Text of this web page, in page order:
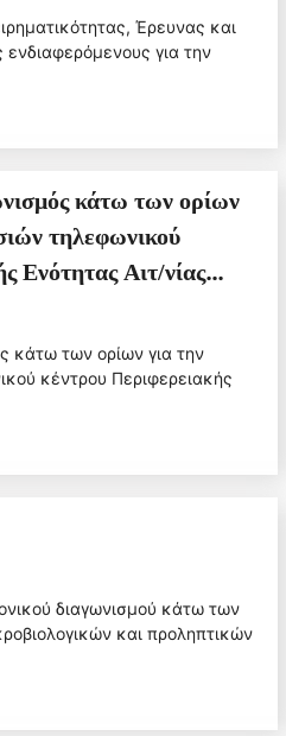
SMEs» _ «Γαλάζιες
και τη
ΜΜΕ», με ακρωνύμιο
Interreg VI-
Έρευνας και
ενδιαφερόμενους για την
κάτω των ορίων
τηλεφωνικού
Ενότητας Αιτ/νίας
εκτιμώμενης
ΦΠΑ
κάτω των ορίων για την
κέντρου Περιφερειακής
διαγωνισμού κάτω των
και προληπτικών